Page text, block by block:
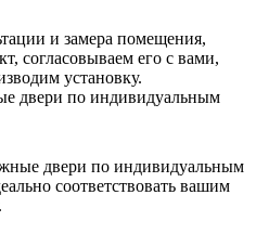
и замера помещения,
согласовываем его с вами,
установку.
двери по индивидуальным
двери по индивидуальным
соответствовать вашим